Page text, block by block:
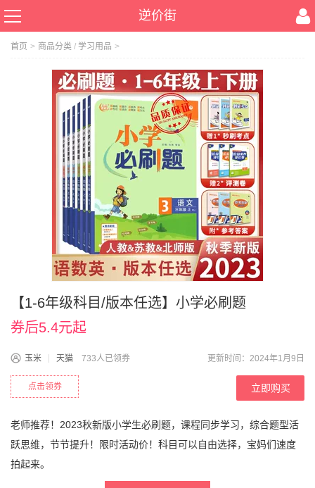
逆价街
首页 > 商品分类 / 学习用品 >
【1-6年级科目/版本任选】小学必刷题
券后5.4元起
玉米 天猫 733人已领券 更新时间：2024年1月9日
点击领券 立即购买
老师推荐！2023秋新版小学生必刷题，课程同步学习，综合题型活
跃思维，节节提升！限时活动价！科目可以自由选择，宝妈们速度
拍起来。